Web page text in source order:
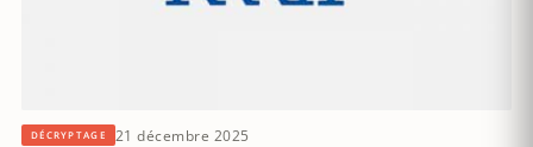
DÉCRYPTAGE 21 décembre 2025